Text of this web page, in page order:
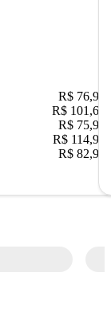
R$ 76,90
R$ 101,67
R$ 75,90
R$ 114,90
R$ 82,90